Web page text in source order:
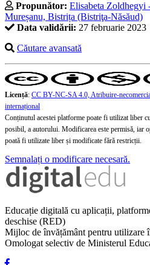
Propunător: Elisabeta Zoldhegyi
Mureșanu, Bistrița (Bistriţa-Năsăud)
Data validării: 27 februarie 2023
Căutare avansată
Licență: CC BY-NC-SA 4.0, Atribuire-
internațional
Conținutul acestei platforme poate fi utilizat liber
posibil, a autorului. Modificarea este permisă, iar
poată fi utilizate liber și modificate fără restricții.
Semnalați o modificare necesară.
Educație digitală cu aplicații,
deschise (RED)
Mijloc de învățământ pentru utilizare
Omologat selectiv de Ministerul